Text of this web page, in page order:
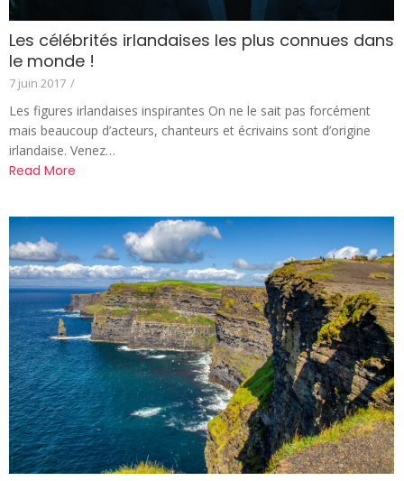
Les célébrités irlandaises les plus connues dans
le monde !
7 juin 2017 /
Les figures irlandaises inspirantes On ne le sait pas forcément
mais beaucoup d’acteurs, chanteurs et écrivains sont d’origine
irlandaise. Venez…
Read More